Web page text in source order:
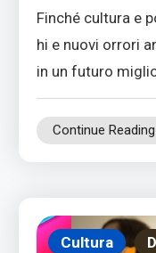
Finché cultura e
hi e nuovi orrori
in un futuro
Continue Reading
Cultura